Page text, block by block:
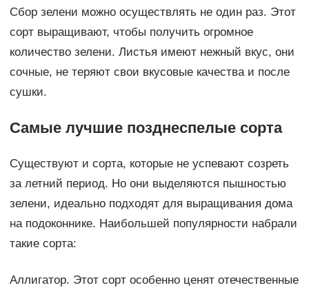
Сбор зелени можно осуществлять не один раз. Этот
сорт выращивают, чтобы получить огромное
количество зелени. Листья имеют нежный вкус, они
сочные, не теряют свои вкусовые качества и после
сушки.
Самые лучшие позднеспелые сорта
Существуют и сорта, которые не успевают созреть
за летний период. Но они выделяются пышностью
зелени, идеально подходят для выращивания дома
на подоконнике. Наибольшей популярности набрали
такие сорта:
Аллигатор. Этот сорт особенно ценят отечественные